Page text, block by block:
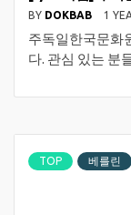
BY DOKBAB 1
주독일한국문화
다. 관심 있는 분
TOP 베를린